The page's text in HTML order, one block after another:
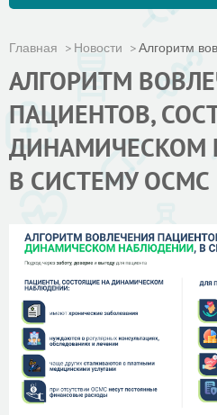
Главная Новости Алгоритм
АЛГОРИТМ
ПАЦИЕНТОВ,
ДИНАМИЧЕСКОМ
В СИСТЕМУ ОСМС